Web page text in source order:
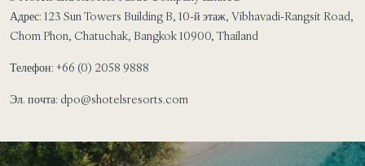
Адрес: 123 Sun Towers Building B, 10-й этаж, Vibhavadi-Rangsit Road,
Chom Phon, Chatuchak, Bangkok 10900, Thailand
Телефон: +66 (0) 2058 9888
Эл. почта: dpo@shotelsresorts.com